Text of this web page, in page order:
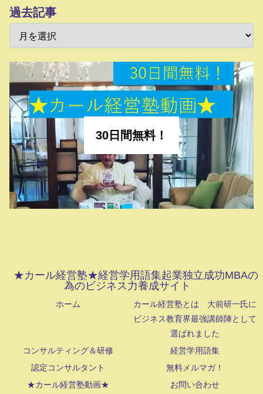
過去記事
30日間無料！
★カール経営塾★経営学用語集起業独立成功MBAの
為のビジネス力養成サイト
ホーム
カール経営塾とは 大前研一氏に
ビジネス教育界最強講師陣として
選ばれました
コンサルティング＆研修
経営学用語集
認定コンサルタント
無料メルマガ！
★カール経営塾動画★
お問い合わせ